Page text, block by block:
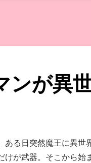
ンが異
ある日突然魔王に異
が武器。そこから始